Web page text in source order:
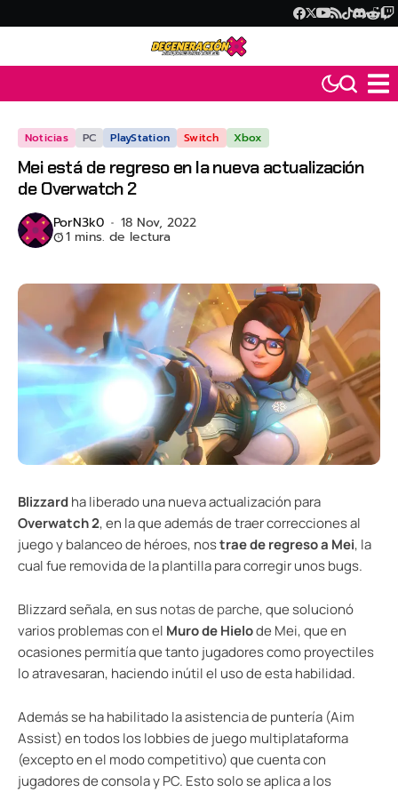
Noticias PC PlayStation Switch Xbox
Mei está de regreso en la nueva actualización
de Overwatch 2
PorN3k0 18 Nov, 2022
1 mins. de lectura
Blizzardha liberado una nueva actualización para
Overwatch 2, en la que además de traer correcciones al
juego y balanceo de héroes, nostrae de regreso a Mei, la
cual fue removida de la plantilla para corregir unos bugs.
Blizzard señala, en susnotas de parche, que solucionó
varios problemas con el Muro de Hielode Mei, que en
ocasiones permitía que tanto jugadores como proyectiles
lo atravesaran, haciendo inútil el uso de esta habilidad.
Además se ha habilitado la asistencia de puntería (Aim
Assist) en todos los lobbies de juego multiplataforma
(excepto en el modo competitivo) que cuenta con
jugadores de consola y PC. Esto solo se aplica a los